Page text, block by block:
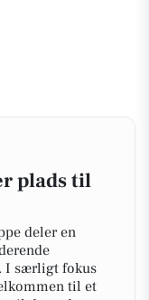
plads til
deler en
I særligt fokus
til et